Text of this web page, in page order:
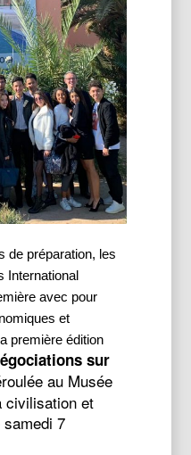
de préparation, les
International
avec pour
et
première édition
sur
au Musée
civilisation et
samedi 7